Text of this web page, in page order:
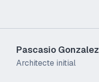
Pascasio Gonzalez
Architecte initial